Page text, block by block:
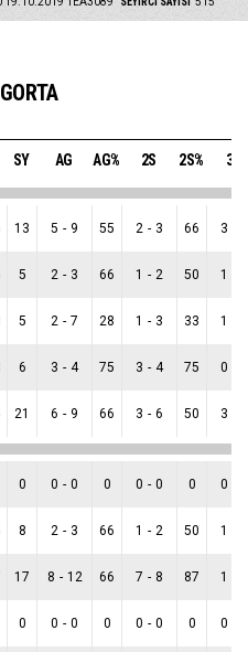
SY AG AG% 2S 2S% 3S
13 5 - 9 55 2 - 3 66 3
5 2 - 3 66 1 - 2 50 1
5 2 - 7 28 1 - 3 33 1
6 3 - 4 75 3 - 4 75 0
21 6 - 9 66 3 - 6 50 3
0 0 - 0 0 0 - 0 0 0
8 2 - 3 66 1 - 2 50 1
17 8 - 12 66 7 - 8 87 1
0 0 - 0 0 0 - 0 0 0